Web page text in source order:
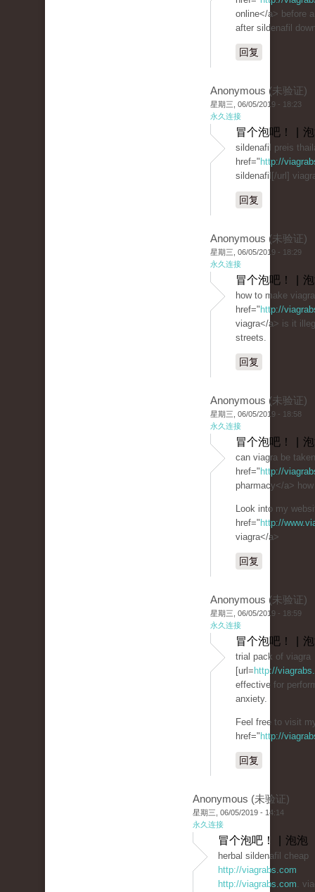
online</a> before
after sildenafil
回复
Anonymous (未验证)
星期三, 06/05/2019 - 18:23
永久连接
冒个泡吧！ |
sildenafil preis
href=" http://
sildenafil[/url]
回复
Anonymous (未验证)
星期三, 06/05/2019 - 18:29
永久连接
冒个泡吧！ |
how to make
href=" http://
viagra</a> is it
streets.
回复
Anonymous (未验证)
星期三, 06/05/2019 - 18:58
永久连接
冒个泡吧！ |
can viagra be
href=" http://
pharmacy</a>
Look into my
href=" http://
viagra</a>
回复
Anonymous (未验证)
星期三, 06/05/2019 - 18:59
永久连接
冒个泡吧！ |
trial pack of viagra
[url= http://
effective for
anxiety.
Feel free to visit
href=" http://
回复
Anonymous (未验证)
星期三, 06/05/2019 - 14:14
永久连接
冒个泡吧！ | 泡泡
herbal sildenafil cheap
http://viagrabs.com
http://viagrabs.com.